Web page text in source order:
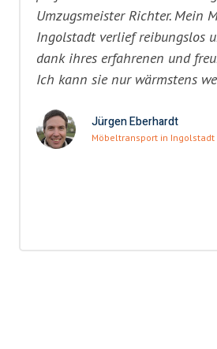
Umzugsmeister Richter. Mein
Ingolstadt verlief reibungslos
dank ihres erfahrenen und
Ich kann sie nur wärmstens
Jürgen Eberhardt
Möbeltransport in Ingolstadt